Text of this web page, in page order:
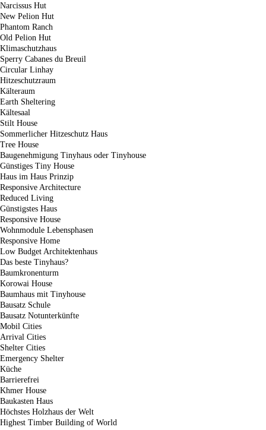
Narcissus Hut
New Pelion Hut
Phantom Ranch
Old Pelion Hut
Klimaschutzhaus
Sperry Cabanes du Breuil
Circular Linhay
Hitzeschutzraum
Kälteraum
Earth Sheltering
Kältesaal
Stilt House
Sommerlicher Hitzeschutz Haus
Tree House
Baugenehmigung Tinyhaus oder Tinyhouse
Günstiges Tiny House
Haus im Haus Prinzip
Responsive Architecture
Reduced Living
Günstigstes Haus
Responsive House
Wohnmodule Lebensphasen
Responsive Home
Low Budget Architektenhaus
Das beste Tinyhaus?
Baumkronenturm
Korowai House
Baumhaus mit Tinyhouse
Bausatz Schule
Bausatz Notunterkünfte
Mobil Cities
Arrival Cities
Shelter Cities
Emergency Shelter
Küche
Barrierefrei
Khmer House
Baukasten Haus
Höchstes Holzhaus der Welt
Highest Timber Building of World